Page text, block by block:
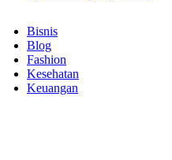
Bisnis
Blog
Fashion
Kesehatan
Keuangan